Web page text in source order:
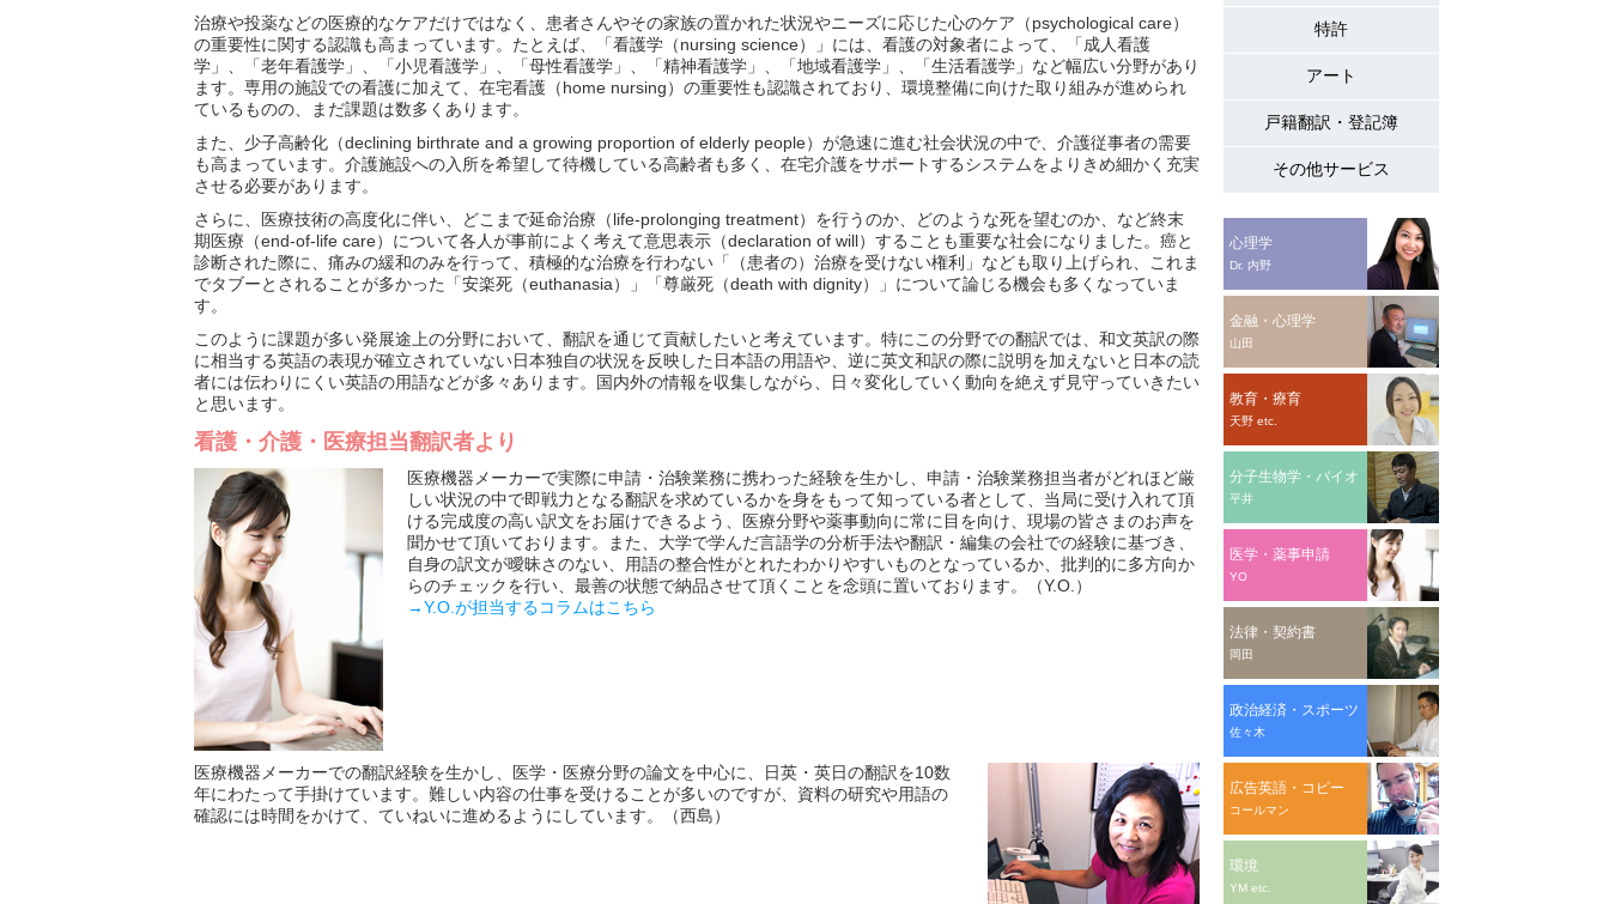
治療や投薬などの医療的なケアだけではなく、患者さんやその家族の置かれた状況やニーズに応じた心のケア（psychological care）
の重要性に関する認識も高まっています。たとえば、「看護学（nursing science）」には、看護の対象者によって、「成人看護
学」、「老年看護学」、「小児看護学」、「母性看護学」、「精神看護学」、「地域看護学」、「生活看護学」など幅広い分野があり
ます。専用の施設での看護に加えて、在宅看護（home nursing）の重要性も認識されており、環境整備に向けた取り組みが進められ
ているものの、まだ課題は数多くあります。
また、少子高齢化（declining birthrate and a growing proportion of elderly people）が急速に進む社会状況の中で、介護従事者の需要
も高まっています。介護施設への入所を希望して待機している高齢者も多く、在宅介護をサポートするシステムをよりきめ細かく充実
させる必要があります。
さらに、医療技術の高度化に伴い、どこまで延命治療（life-prolonging treatment）を行うのか、どのような死を望むのか、など終末
期医療（end-of-life care）について各人が事前によく考えて意思表示（declaration of will）することも重要な社会になりました。癌と
診断された際に、痛みの緩和のみを行って、積極的な治療を行わない「（患者の）治療を受けない権利」なども取り上げられ、これま
でタブーとされることが多かった「安楽死（euthanasia）」「尊厳死（death with dignity）」について論じる機会も多くなっていま
す。
このように課題が多い発展途上の分野において、翻訳を通じて貢献したいと考えています。特にこの分野での翻訳では、和文英訳の際
に相当する英語の表現が確立されていない日本独自の状況を反映した日本語の用語や、逆に英文和訳の際に説明を加えないと日本の読
者には伝わりにくい英語の用語などが多々あります。国内外の情報を収集しながら、日々変化していく動向を絶えず見守っていきたい
と思います。
看護・介護・医療担当翻訳者より
医療機器メーカーで実際に申請・治験業務に携わった経験を生かし、申請・治験業務担当者がどれほど厳
しい状況の中で即戦力となる翻訳を求めているかを身をもって知っている者として、当局に受け入れて頂
ける完成度の高い訳文をお届けできるよう、医療分野や薬事動向に常に目を向け、現場の皆さまのお声を
聞かせて頂いております。また、大学で学んだ言語学の分析手法や翻訳・編集の会社での経験に基づき、
自身の訳文が曖昧さのない、用語の整合性がとれたわかりやすいものとなっているか、批判的に多方向か
らのチェックを行い、最善の状態で納品させて頂くことを念頭に置いております。（Y.O.）
→Y.O.が担当するコラムはこちら
医療機器メーカーでの翻訳経験を生かし、医学・医療分野の論文を中心に、日英・英日の翻訳を10数
年にわたって手掛けています。難しい内容の仕事を受けることが多いのですが、資料の研究や用語の
確認には時間をかけて、ていねいに進めるようにしています。（西島）
特許
アート
戸籍翻訳・登記簿
その他サービス
心理学
Dr. 内野
金融・心理学
山田
教育・療育
天野 etc.
分子生物学・バイオ
平井
医学・薬事申請
YO
法律・契約書
岡田
政治経済・スポーツ
佐々木
広告英語・コピー
コールマン
環境
YM etc.